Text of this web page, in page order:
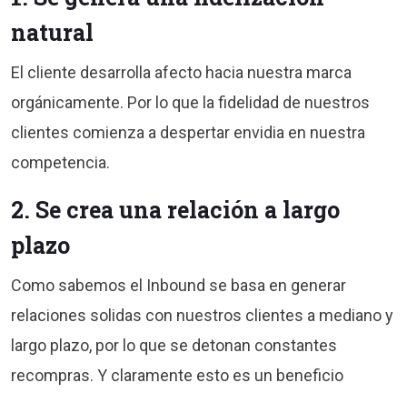
natural
El cliente desarrolla afecto hacia nuestra marca
orgánicamente. Por lo que la fidelidad de nuestros
clientes comienza a despertar envidia en nuestra
competencia.
2. Se crea una relación a largo
plazo
Como sabemos el Inbound se basa en generar
relaciones solidas con nuestros clientes a mediano y
largo plazo, por lo que se detonan constantes
recompras. Y claramente esto es un beneficio